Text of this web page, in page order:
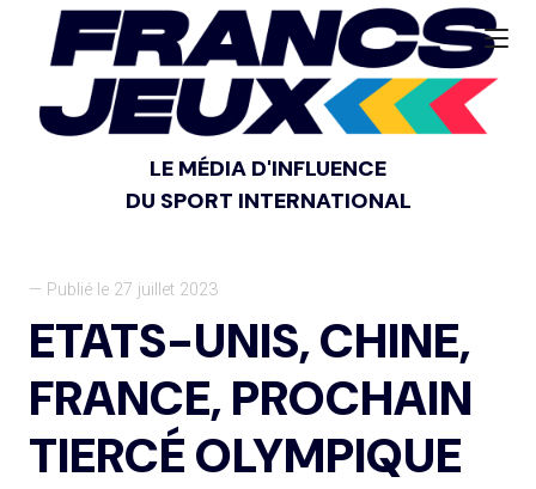
LE MÉDIA D'INFLUENCE
DU SPORT INTERNATIONAL
— Publié le 27 juillet 2023
ETATS-UNIS, CHINE,
FRANCE, PROCHAIN
TIERCÉ OLYMPIQUE